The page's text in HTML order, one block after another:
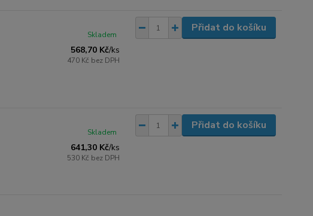
568,70 Kč/ks
470 Kč bez DPH
Skladem
Přidat do košíku
641,30 Kč/ks
530 Kč bez DPH
Skladem
Přidat do košíku